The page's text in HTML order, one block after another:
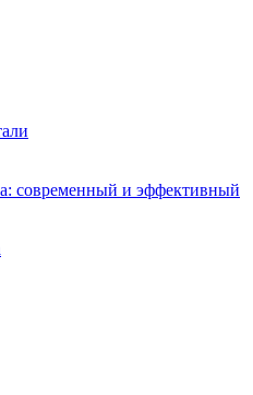
современный и эффективный